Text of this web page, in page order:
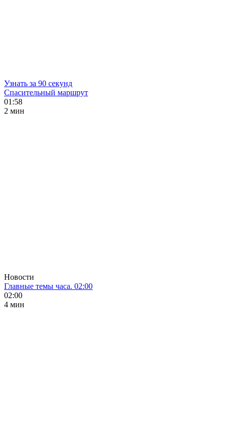
Узнать за 90 секунд
Спасительный маршрут
01:58
2 мин
Новости
Главные темы часа. 02:00
02:00
4 мин